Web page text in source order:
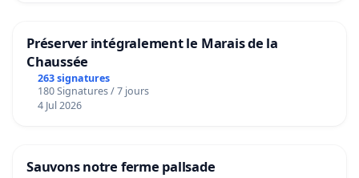
Préserver intégralement le Marais de la
Chaussée
263 signatures
180 Signatures / 7 jours
4 Jul 2026
Sauvons notre ferme pallsade